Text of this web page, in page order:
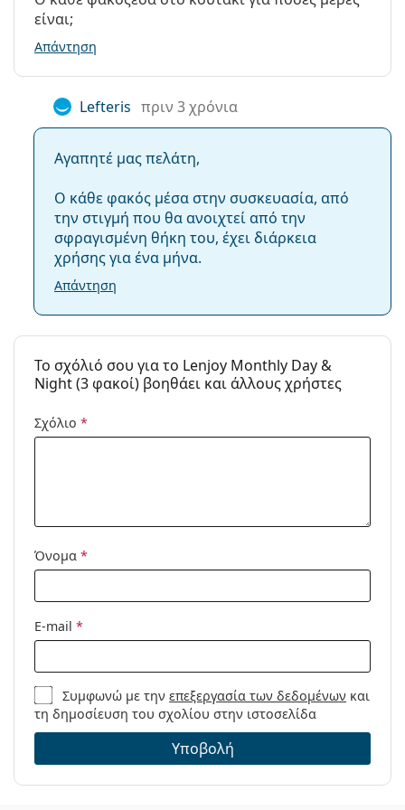
PureVision
Optix
Aqua
Διαπερατότητα οξυγόνου
130 Dk/t
112 Dk/t
-12.00
-12.00
+6.00
Τεχνολογία ComfortMoist
είναι;
Απάντηση
Lefteris πριν 3 χρόνια
Αγαπητέ μας πελάτη,
Ο κάθε φακός μέσα στην συσκευασία, από
την στιγμή που θα ανοιχτεί από την
σφραγισμένη θήκη του, έχει διάρκεια
χρήσης για ένα μήνα.
Απάντηση
To σχόλιό σου για το Lenjoy Monthly Day &
Night (3 φακοί) βοηθάει και άλλους χρήστες
Σχόλιο *
Όνομα *
E-mail *
Συμφωνώ με τηνεπεξεργασία των δεδομένων και
τη δημοσίευση του σχολίου στην ιστοσελίδα
Υποβολή